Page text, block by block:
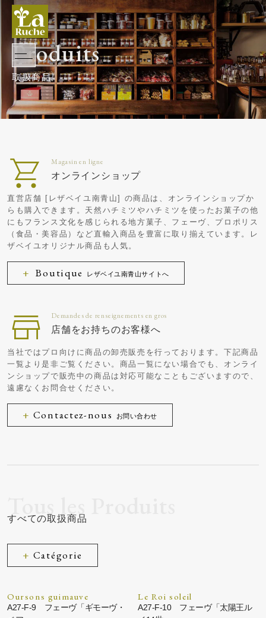
Produits
オンラインショップ
直営店舗 [レザベイユ南青山] の商品は、オンラインショップか
らも購入できます。天然ハチミツやハチミツを使ったお菓子の他
にもフランス文化を感じられる地方菓子、フェーヴ、プロポリス
（食品・美容品）など直輸入商品を豊富に取り揃えています。レ
ザベイユオリジナル商品も人気。
Boutique レザベイユ南青山サイトへ
店舗をお持ちのお客様へ
当社ではプロ向けに商品の卸売販売を行っております。下記商品
一覧より是非ご覧ください。商品一覧にない場合でも、オンライ
ンショップで販売中の商品は対応可能なこともございますので、
遠慮なくお問合せください。
Contactez-nous お問い合わせ
すべての取扱商品
Catégorie
Oursons guimauve
A27-F-9 フェーヴ「ギモーヴ・
Le Roi soleil
A27-F-10 フェーヴ「太陽王ル